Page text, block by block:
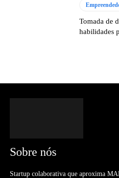
Tomada de
habilidades
Sobre nós
Startup colaborativa que aproxima